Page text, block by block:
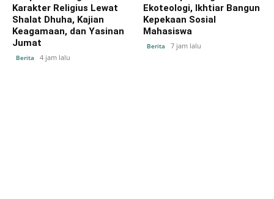
Karakter Religius Lewat
Shalat Dhuha, Kajian
Keagamaan, dan Yasinan
Jumat
Berita 4 jam lalu
Ekoteologi, Ikhtiar Bangun
Kepekaan Sosial
Mahasiswa
Berita 7 jam lalu